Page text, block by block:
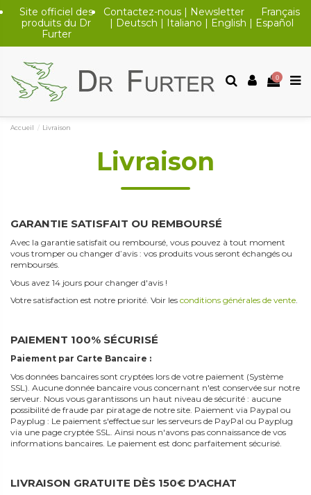
Site officiel des
produits du Dr
Furter
Contactez-nous| Newsletter
Français
Deutsch Italiano English Español
0
Accueil Livraison
Livraison
GARANTIE SATISFAIT OU REMBOURSÉ
Avec la garantie satisfait ou remboursé, vous pouvez à tout moment
vous tromper ou changer d’avis : vos produits vous seront échangés ou
remboursés.
Vous avez 14 jours pour changer d'avis !
Votre satisfaction est notre priorité. Voir les conditions générales de vente.
PAIEMENT 100% SÉCURISÉ
Paiement par Carte Bancaire :
Vos données bancaires sont cryptées lors de votre paiement (Système
SSL). Aucune donnée bancaire vous concernant n'est conservée sur notre
serveur. Nous vous garantissons un haut niveau de sécurité : aucune
possibilité de fraude par piratage de notre site. Paiement via Paypal ou
Payplug : Le paiement s'effectue sur les serveurs de PayPal ou Payplug
via une page cryptée SSL. Ainsi nous n'avons pas connaissance de vos
informations bancaires. Le paiement est donc parfaitement sécurisé.
LIVRAISON GRATUITE DÈS 150€ D'ACHAT